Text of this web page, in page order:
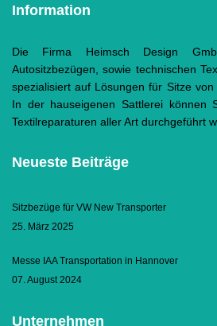
Information
Die Firma Heimsch Design
Autositzbezügen, sowie technischen
spezialisiert auf Lösungen für Sitze von
In der hauseigenen Sattlerei können
Textilreparaturen aller Art durchgeführt
Neueste Beiträge
Sitzbezüge für VW New Transporter
25. März 2025
Messe IAA Transportation in Hannover
07. August 2024
Unternehmen